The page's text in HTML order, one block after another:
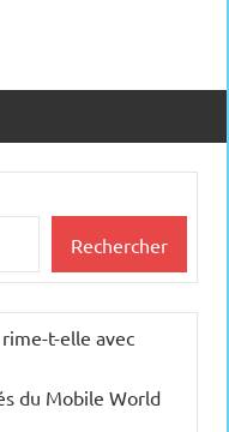
Rechercher
t-elle avec
du Mobile World